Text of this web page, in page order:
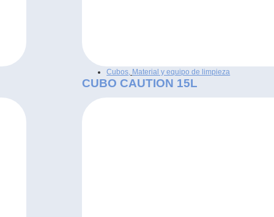
Cubos Material y equipo de limpieza
CUBO CAUTION 15L